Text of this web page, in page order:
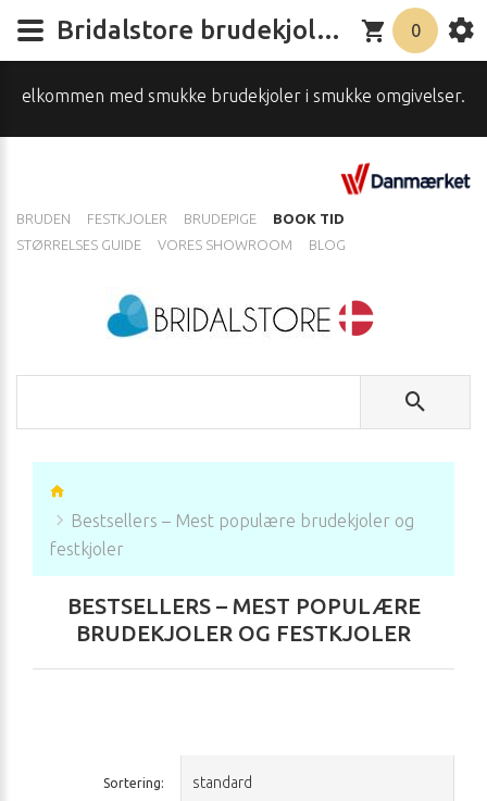
med smukke brudekjoler i smukke omgivelser...Skal du
BRUDEN FESTKJOLER BRUDEPIGE
BOOK TID
STØRRELSES GUIDE
VORES SHOWROOM BLOG
0
Bestsellers – Mest populære brudekjoler og
festkjoler
BESTSELLERS – MEST POPULÆRE
BRUDEKJOLER OG FESTKJOLER
Sortering:
Bridalstore brudekjolebutik – Brudekjoler og Festkjoler i Danmark, Sverige & Norge | Laveste Priser